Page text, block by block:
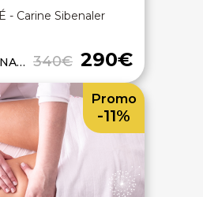
- Carine Sibenaler
340€ 290€
(54)
Promo
-11%